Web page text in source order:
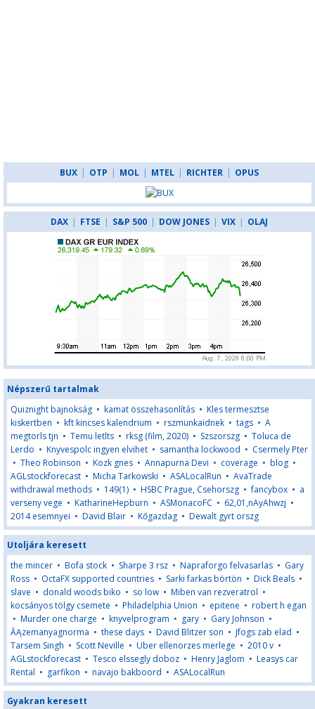
BUX | OTP | MOL | MTEL | RICHTER | OPUS
DAX | FTSE | S&P 500 | DOW JONES | VIX | OLAJ
Népszerű tartalmak
Quiznight bajnokság • kamat összehasonlítás • Kles termesztse
kiskertben • kft kincses kalendrium • rszmunkaidnek • tags • A
megtorls tjn • Temu letlts • rksg (film, 2020) • Szszorszg • Toluca de
Lerdo • Knyvespolc ingyen elvihet • samantha lockwood • Csermely Pter
• Theo Robinson • Kozk gnes • Annapurna Devi • coverage • blog •
AGLstockforecast • Micha Tarkowski • ASALocalRun • AvaTrade
withdrawal methods • 149(1) • HSBC Prague, Csehorszg •fancybox • a
verseny vege • KatharineHepburn • ASMonacoFC • 62,01,nAyAhwzj •
2014 esemnyei • David Blair • Kőgazdag • Dewalt gyrt orszg
Utoljára keresett
the mincer • Bofa stock • Sharpe 3 rsz • Napraforgo felvasarlas • Gary
Ross • OctaFX supported countries • Sarki farkas börtön • Dick Beals •
slave • donald woods biko • so low • Miben van rezveratrol •
kocsányos tölgy csemete • Philadelphia Union • epitene • robert h egan
• Murder one charge • knyvelprogram • gary • Gary Johnson •
ĂĄzemanyagnorma • these days • David Blitzer son • Jfogs zab elad •
Tarsem Singh • Scott Neville • Uber ellenorzes merlege • 2010 v •
AGLstockforecast • Tesco elssegly doboz • Henry Jaglom • Leasys car
Rental • garfikon • navajo bakboord • ASALocalRun
Gyakran keresett